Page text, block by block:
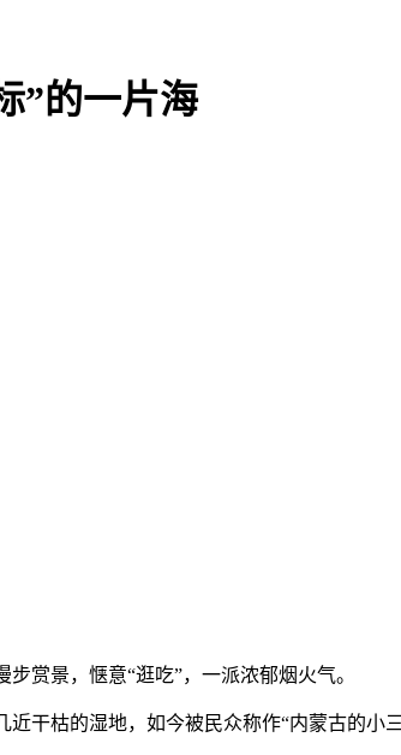
”的一片海
赏景，惬意“逛吃”，一派浓郁烟火气。
枯的湿地，如今被民众称作“内蒙古的小三